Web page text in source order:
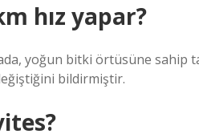
hız yapar?
yoğun bitki örtüsüne sahip
bildirmiştir.